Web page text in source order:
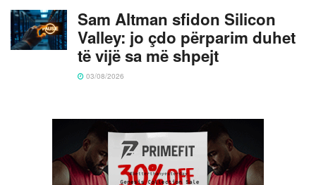
Sam Altman sfidon Silicon
Valley: jo çdo përparim duhet
të vijë sa më shpejt
03/08/2026